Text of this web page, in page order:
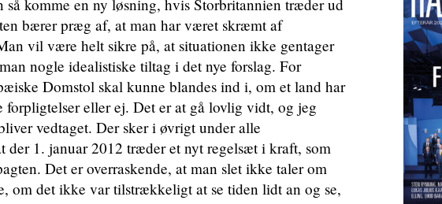
så komme en ny løsning, hvis Storbritannien træder ud
bærer præg af, at man har været skræmt af
vil være helt sikre på, at situationen ikke gentager
nogle idealistiske tiltag i det nye forslag. For
Domstol skal kunne blandes ind i, om et land har
forpligtelser eller ej. Det er at gå lovlig vidt, og jeg
vedtaget. Der sker i øvrigt under alle
der 1. januar 2012 træder et nyt regelsæt i kraft, som
Det er overraskende, at man slet ikke taler om
om det ikke var tilstrækkeligt at se tiden lidt an og se,